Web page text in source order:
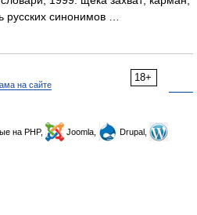
русских синонимов …
18+
на сайте
на PHP, Joomla,
Drupal,